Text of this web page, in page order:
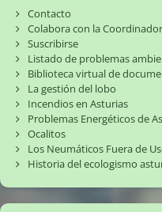
Contacto
Colabora con la
Suscribirse
Listado de problemas
Biblioteca virtual de
La gestión del lobo
Incendios en Asturias
Problemas Energéticos de
Ocalitos
Los Neumáticos Fuera de
Historia del ecologismo